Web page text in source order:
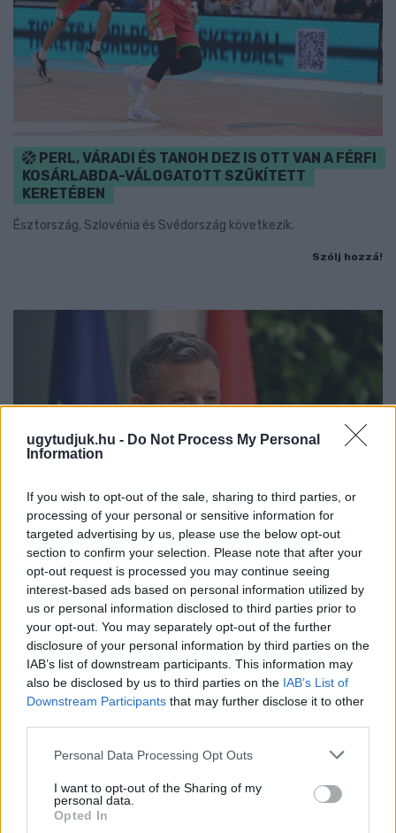
ugytudjuk.hu - Do Not Process My Personal
Information
If you wish to opt-out of the sale, sharing to third parties, or
processing of your personal or sensitive information for
targeted advertising by us, please use the below opt-out
section to confirm your selection. Please note that after your
opt-out request is processed you may continue seeing
interest-based ads based on personal information utilized by
us or personal information disclosed to third parties prior to
your opt-out. You may separately opt-out of the further
disclosure of your personal information by third parties on the
IAB’s list of downstream participants. This information may
also be disclosed by us to third parties on the IAB’s List of
Downstream Participants that may further disclose it to other
Please note that this website/app uses one or more Google
not limited to your visit or usage behaviour. You may click to
grant or deny consent to Google and its third-party tags to
use your data for below specified purposes in below Google
Personal Data Processing Opt Outs
I want to opt-out of the Sharing of my
personal data.
Opted In
PERL, VÁRADI ÉS TANOH DEZ IS OTT VAN A FÉRFI
KOSÁRLABDA-VÁLOGATOTT SZŰKÍTETT
KERETÉBEN
Észtország, Szlovénia és Svédország következik.
Szólj hozzá!
MAGYAR PÉTER: 868 MILLIÁRD FORINTOS
BERUHÁZÁSI CSOMAGGAL ERŐSÍTIK
MAGYARORSZÁG ENERGIAELLÁTÁSÁT, MIKÖZBEN
TOVÁBBRA IS KRITIKUS NAPOK ELÉ NÉZ AZ ORSZÁG
Átfogó energetikai fejlesztési programot fogadott el a
kormány.